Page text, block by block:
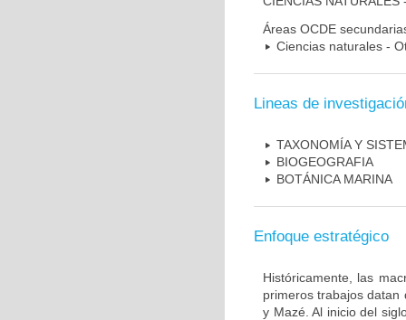
Áreas OCDE
Ciencias naturales -
Lineas de
TAXONOMÍA Y
BIOGEOGRAFIA
BOTÁNICA MARINA
Enfoque estratégico
Históricamente, las
primeros trabajos datan
y Mazé. Al inicio del